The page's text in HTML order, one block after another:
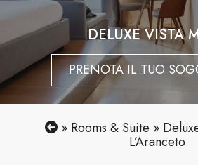
DELUXE VISTA
PRENOTA IL TUO
» Rooms & Suite »
L’Aranceto